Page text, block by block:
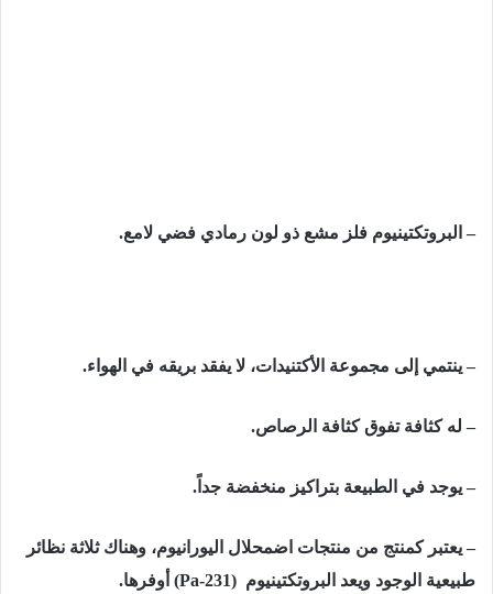
– البروتكتينيوم فلز مشع ذو لون رمادي فضي لامع.
– ينتمي إلى مجموعة الأكتنيدات، لا يفقد بريقه في الهواء.
– له كثافة تفوق كثافة الرصاص.
– يوجد في الطبيعة بتراكيز منخفضة جداً.
– يعتبر كمنتج من منتجات اضمحلال اليورانيوم، وهناك ثلاثة نظائر
طبيعية الوجود ويعد البروتكتينيوم (Pa-231) أوفرها.